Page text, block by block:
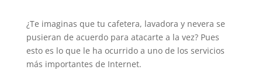
¿Te imaginas que tu cafetera, lavadora y nevera se
pusieran de acuerdo para atacarte a la vez? Pues
esto es lo que le ha ocurrido a uno de los servicios
más importantes de Internet.